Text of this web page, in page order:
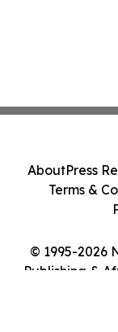
© 1995-2026
Publishing &
AboutPress
Terms &